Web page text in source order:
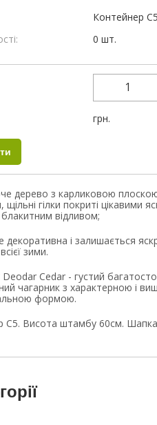
Контейнер С5
0 шт.
грн.
дерево з карликовою
щільні гілки покриті цікавими
відливом;
декоративна і залишається
зими.
Cedar - густий
чагарник з характерною і
формою.
С5. Висота штамбу 60см.